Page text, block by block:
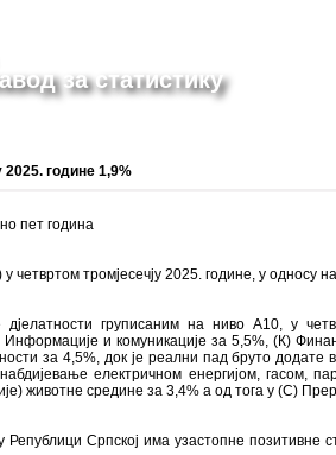
за статистику
године 1,9%
пет година
тромјесечју 2025. године, у односу
дјелатности груписаним на ниво А10, у
и комуникације за 5,5%, (К)
за 4,5%, док је реални пад бруто
електричном енергијом, гасом,
животне средине за 3,4% а од тога у (C)
Српској има узастопне позитивне